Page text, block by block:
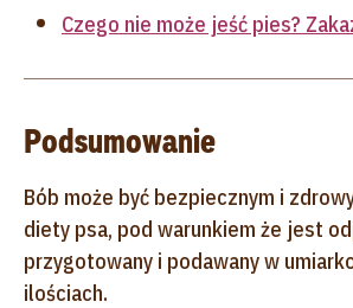
Czego nie może jeść pies?
Podsumowanie
Bób może być bezpiecznym i
diety psa, pod warunkiem że jest
przygotowany i podawany w
ilościach.